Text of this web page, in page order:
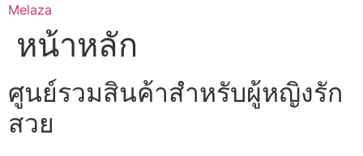
Skip
content
Melaza
หน้าหลัก
ศูนย์รวมสินค้าสำหรับผู้หญิงรัก
สวย